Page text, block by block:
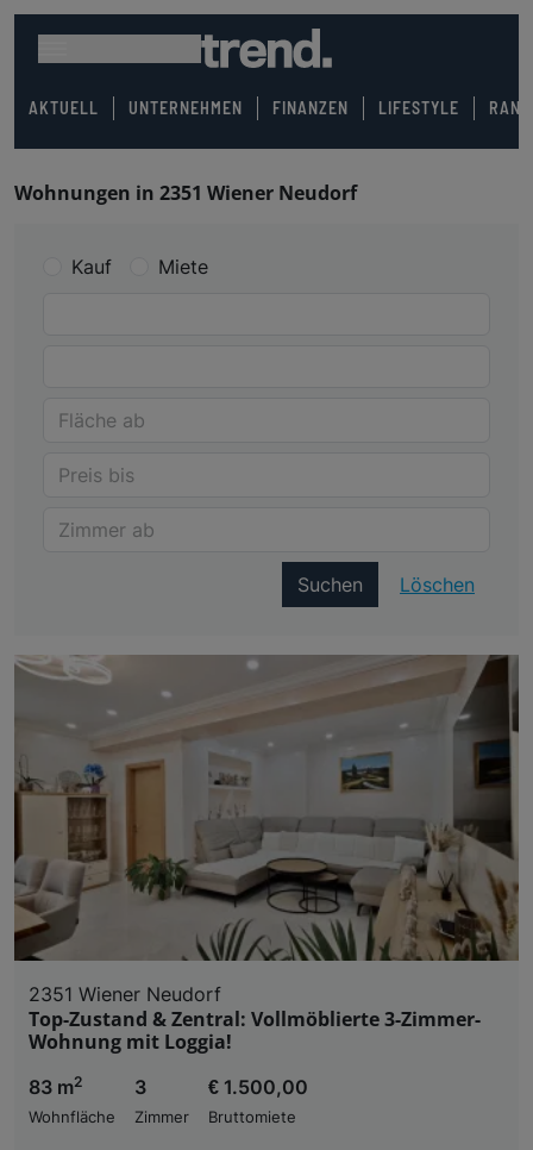
AKTUELL UNTERNEHMEN FINANZEN LIFESTYLE
Wohnungen in 2351 Wiener Neudorf
Kauf Miete
Suchen Löschen
2351 Wiener Neudorf
Top-Zustand & Zentral: Vollmöblierte 3-Zimmer-
Wohnung mit Loggia!
83 m2
Wohnfläche
3
Zimmer
€ 1.500,00
Bruttomiete